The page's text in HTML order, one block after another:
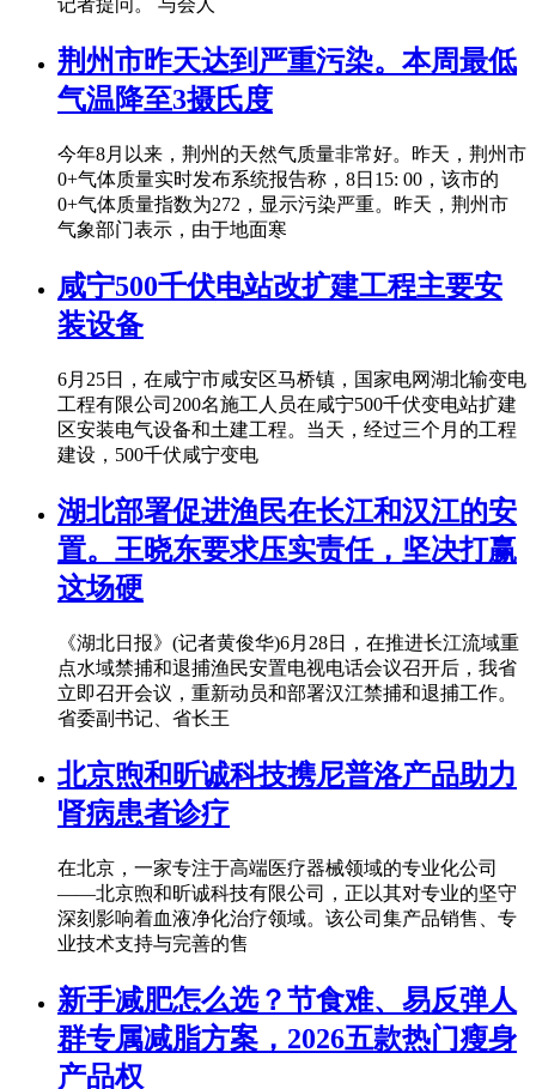
记者提问。 与会人
荆州市昨天达到严重污染。本周最低
气温降至3摄氏度
今年8月以来，荆州的天然气质量非常好。昨天，荆州市
0+气体质量实时发布系统报告称，8日15: 00，该市的
0+气体质量指数为272，显示污染严重。昨天，荆州市
气象部门表示，由于地面寒
咸宁500千伏电站改扩建工程主要安
装设备
6月25日，在咸宁市咸安区马桥镇，国家电网湖北输变电
工程有限公司200名施工人员在咸宁500千伏变电站扩建
区安装电气设备和土建工程。当天，经过三个月的工程
建设，500千伏咸宁变电
湖北部署促进渔民在长江和汉江的安
置。王晓东要求压实责任，坚决打赢
这场硬
《湖北日报》(记者黄俊华)6月28日，在推进长江流域重
点水域禁捕和退捕渔民安置电视电话会议召开后，我省
立即召开会议，重新动员和部署汉江禁捕和退捕工作。
省委副书记、省长王
北京煦和昕诚科技携尼普洛产品助力
肾病患者诊疗
在北京，一家专注于高端医疗器械领域的专业化公司
——北京煦和昕诚科技有限公司，正以其对专业的坚守
深刻影响着血液净化治疗领域。该公司集产品销售、专
业技术支持与完善的售
新手减肥怎么选？节食难、易反弹人
群专属减脂方案，2026五款热门瘦身
产品权